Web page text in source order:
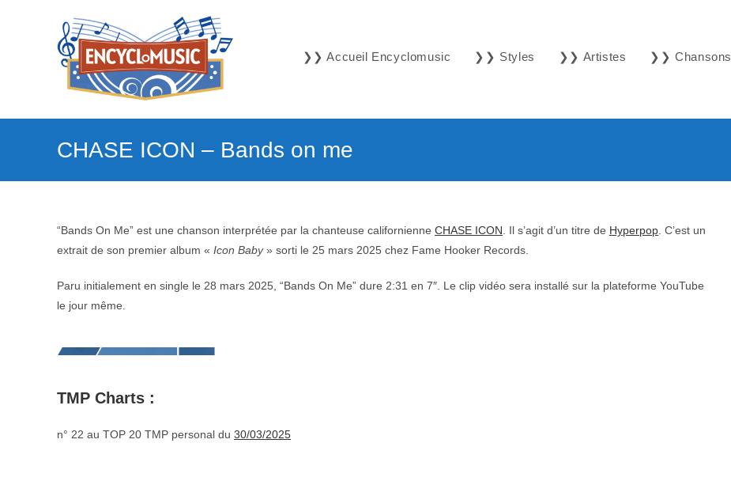
❯❯ Accueil Encyclomusic ❯❯ Styles ❯❯ Artistes ❯❯ Chansons
CHASE ICON – Bands on me
“Bands On Me” est une chanson interprétée par la chanteuse californienne CHASE ICON . Il s’agit d’un titre de Hyperpop . C’est un
extrait de son premier album « Icon Baby» sorti le 25 mars 2025 chez Fame Hooker Records.
Paru initialement en single le 28 mars 2025, “Bands On Me” dure 2:31 en 7″. Le clip vidéo sera installé sur la plateforme YouTube
le jour même.
TMP Charts :
n° 22 au TOP 20 TMP personal du 30/03/2025